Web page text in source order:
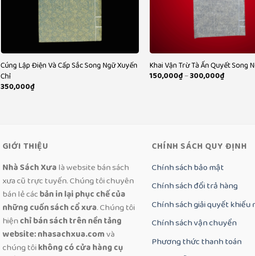
Cúng Lập Điện Và Cấp Sắc Song Ngữ Xuyến
Chỉ
350,000₫
Khai Vận Trừ Tà Ấn Quyết Song
150,000₫–300,000₫Khoảng
giá:
GIỚI THIỆU
Nhà Sách Xưalà website bán sách
xưa cũ trực tuyến. Chúng tôi chuyên
bán lẻ cácbản in lại phục chế của
những cuốn sách cổ xưa. Chúng tôi
hiệnchỉ bán sách trên nền tảng
website: nhasachxua.comvà
chúng tôikhông có cửa hàng cụ
CHÍNH SÁCH QUY ĐỊNH
Chính sách bảo mật
Chính sách đổi trả hàng
Chính sách giải quyết khiếu
Chính sách vận chuyển
Phương thức thanh toán